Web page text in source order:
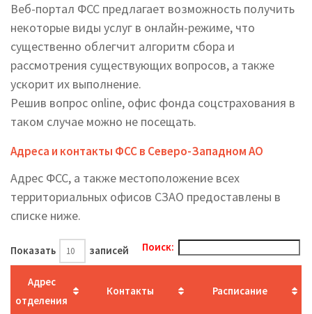
Веб-портал ФСС предлагает возможность получить
некоторые виды услуг в онлайн-режиме, что
существенно облегчит алгоритм сбора и
рассмотрения существующих вопросов, а также
ускорит их выполнение.
Решив вопрос online, офис фонда соцстрахования в
таком случае можно не посещать.
Адреса и контакты ФСС в Северо-Западном АО
Адрес ФСС, а также местоположение всех
территориальных офисов СЗАО предоставлены в
списке ниже.
Показать записей Поиск:
Адрес
отделения
Контакты Расписание